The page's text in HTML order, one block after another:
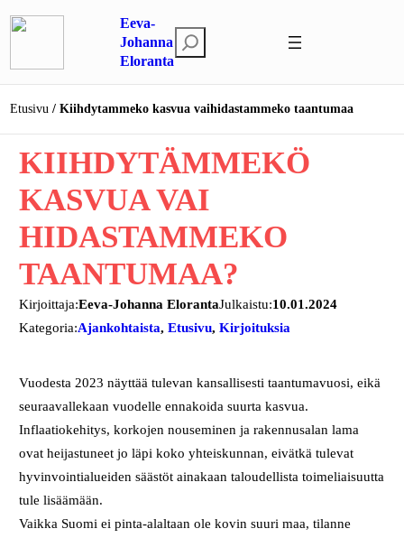
sisältöön
Eeva-
Johanna
Elorantat
s
i
Etusivu Kiihdytammeko kasvua vaihidastammeko taantumaa
KIIHDYTÄMMEKÖ
KASVUA VAI
HIDASTAMMEKO
TAANTUMAA?
Kirjoittaja:Eeva-Johanna ElorantaJulkaistu:10.01.2024
Kategoria:Ajankohtaista, Etusivu, Kirjoituksia
Vuodesta 2023 näyttää tulevan kansallisesti taantumavuosi, eikä
seuraavallekaan vuodelle ennakoida suurta kasvua.
Inflaatiokehitys, korkojen nouseminen ja rakennusalan lama
ovat heijastuneet jo läpi koko yhteiskunnan, eivätkä tulevat
hyvinvointialueiden säästöt ainakaan taloudellista toimeliaisuutta
tule lisäämään.
Vaikka Suomi ei pinta-alaltaan ole kovin suuri maa, tilanne